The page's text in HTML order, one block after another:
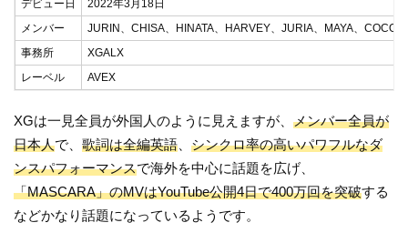
デビュー日
2022年3月18日
メンバー
JURIN、CHISA、HINATA、HARVEY、JURIA、MAYA、
事務所
XGALX
レーベル
AVEX
XGは一見全員が外国人のように見えますが、メンバー全員が
日本人で、歌詞は全編英語 、シンクロ率の高いパワフルなダ
ンスパフォーマンスで海外を中心に話題を広げ、
「MASCARA」のMVはYouTube公開4日で400万回を突破する
などかなり話題になっているようです。